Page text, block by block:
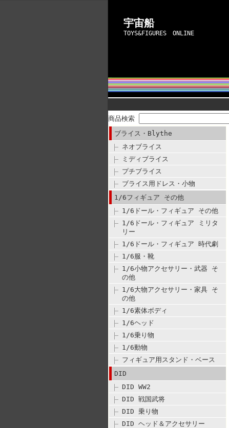
宇宙船
TOYS&FIGURES ONLINE
商品検索
ブライス・Blythe
ネオブライス
ミディブライス
プチブライス
ブライス用ドレス・小物
1/6フィギュア その他
1/6ドール・フィギュア その他
1/6ドール・フィギュア ミリタ
リー
1/6ドール・フィギュア 時代劇
1/6服・靴
1/6小物アクセサリー・武器 そ
の他
1/6大物アクセサリー・家具 そ
の他
1/6素体ボディ
1/6ヘッド
1/6乗り物
1/6動物
フィギュア用スタンド・ベース
DID
DID WW2
DID 戦国武将
DID 乗り物
DID ヘッド＆アクセサリー